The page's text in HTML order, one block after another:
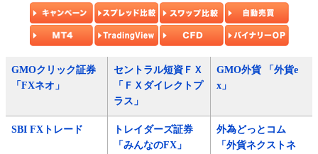
GMOクリック証券
「FXネオ」
セントラル短資ＦＸ
「ＦＸダイレクトプ
ラス」
GMO外貨 「外貨e
x」
SBI FXトレード
トレイダーズ証券
「みんなのFX」
外為どっとコム
「外貨ネクストネ